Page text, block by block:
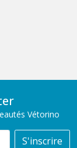
Vétorino
S'inscrire